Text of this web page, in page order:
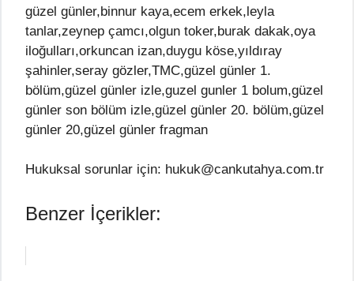
güzel günler,binnur kaya,ecem erkek,leyla
tanlar,zeynep çamcı,olgun toker,burak dakak,oya
iloğulları,orkuncan izan,duygu köse,yıldıray
şahinler,seray gözler,TMC,güzel günler 1.
bölüm,güzel günler izle,guzel gunler 1 bolum,güzel
günler son bölüm izle,güzel günler 20. bölüm,güzel
günler 20,güzel günler fragman
Hukuksal sorunlar için: hukuk@cankutahya.com.tr
Benzer İçerikler: